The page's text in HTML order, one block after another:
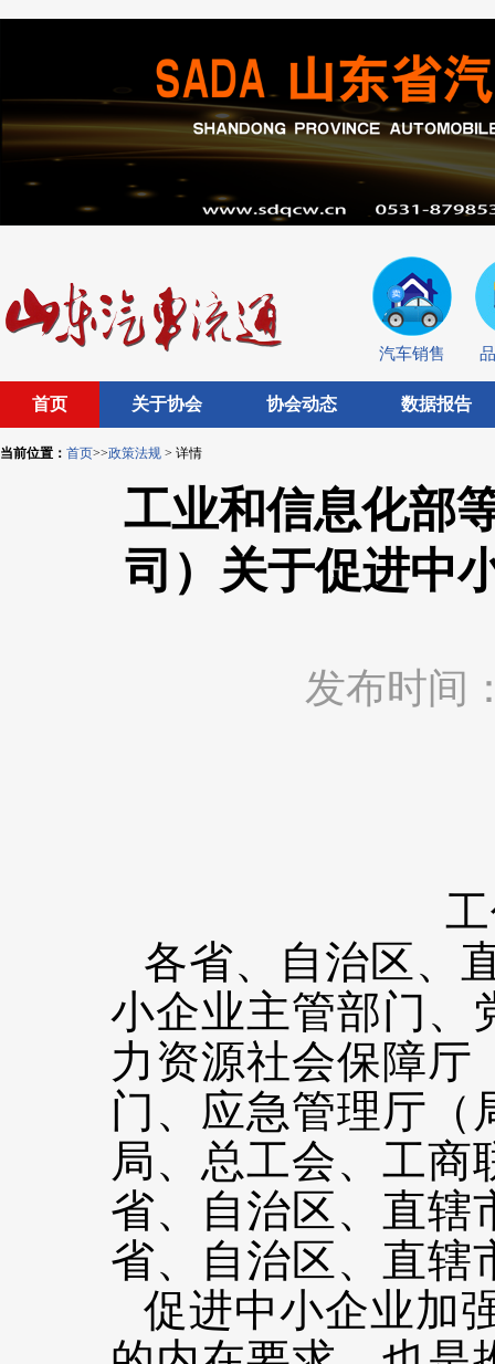
汽车销售
首页 关于协会 协会动态 数据报告
当前位置： 首页>>政策法规 > 详情
工业和信息化部
司）关于促进中
发布时间
各省、自治区、
小企业主管部门、
力资源社会保障厅
门、应急管理厅（
局、总工会、工商
省、自治区、直辖
省、自治区、直辖
促进中小企业加